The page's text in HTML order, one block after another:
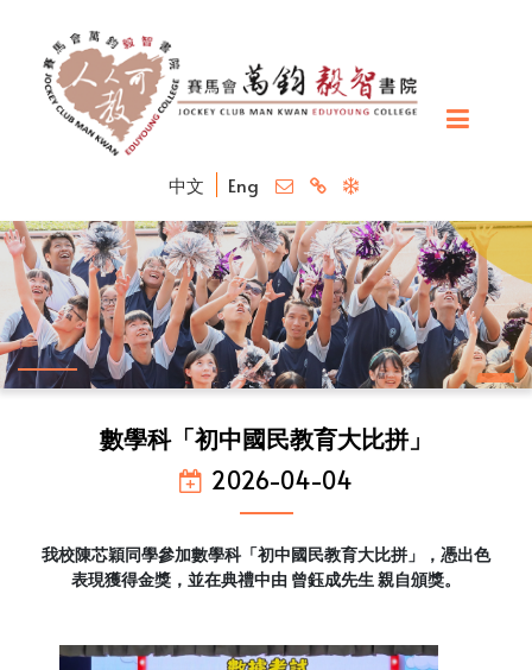
中文 Eng
數學科「初中國民教育大比拼」
2026-04-04
我校陳芯穎同學參加數學科「初中國民教育大比拼」，憑出色
表現獲得金獎，並在典禮中由 曾鈺成先生 親自頒獎。